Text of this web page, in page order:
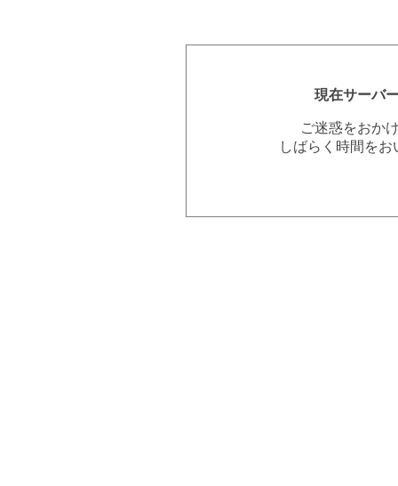
現在サーバ
ご迷惑をおか
しばらく時間を